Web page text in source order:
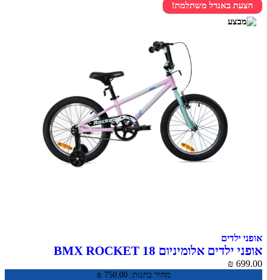
הצעת באנדל משתלמת!
אופני ילדים
אופני ילדים אלומיניום BMX ROCKET 18
מחיר בחנות: ₪ 750.00
₪ 699.00